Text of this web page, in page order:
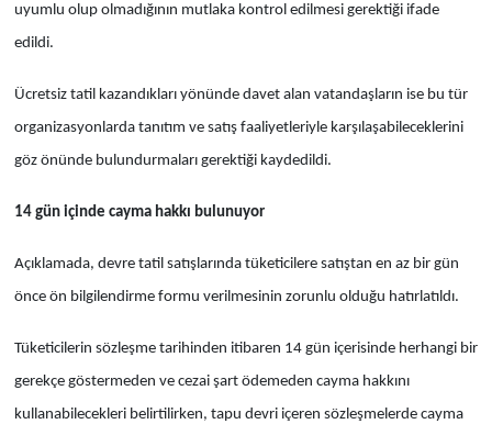
uyumlu olup olmadığının mutlaka kontrol edilmesi gerektiği ifade
edildi.
Ücretsiz tatil kazandıkları yönünde davet alan vatandaşların ise bu tür
organizasyonlarda tanıtım ve satış faaliyetleriyle karşılaşabileceklerini
göz önünde bulundurmaları gerektiği kaydedildi.
14 gün içinde cayma hakkı bulunuyor
Açıklamada, devre tatil satışlarında tüketicilere satıştan en az bir gün
önce ön bilgilendirme formu verilmesinin zorunlu olduğu hatırlatıldı.
Tüketicilerin sözleşme tarihinden itibaren 14 gün içerisinde herhangi bir
gerekçe göstermeden ve cezai şart ödemeden cayma hakkını
kullanabilecekleri belirtilirken, tapu devri içeren sözleşmelerde cayma